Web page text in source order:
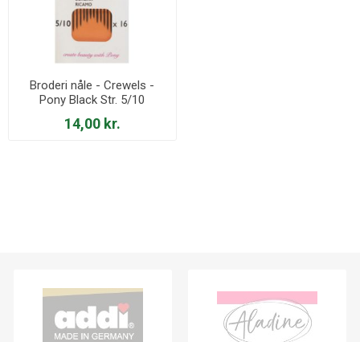
Broderi nåle - Crewels -
Pony Black Str. 5/10
14,00 kr.